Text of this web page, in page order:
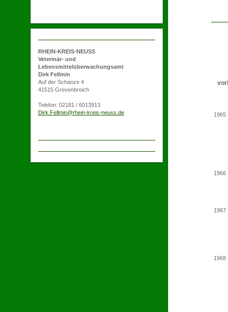
RHEIN-KREIS-NEUSS
Veterinär- und
Lebensmittelüberwachungsamt
Dirk Fellmin
Auf der Schanze 4
41515 Grevenbroich
Telefon: 02181 / 6013913
Dirk.Fellmin@rhein-kreis-neuss.de
1965
1966
1967
1968